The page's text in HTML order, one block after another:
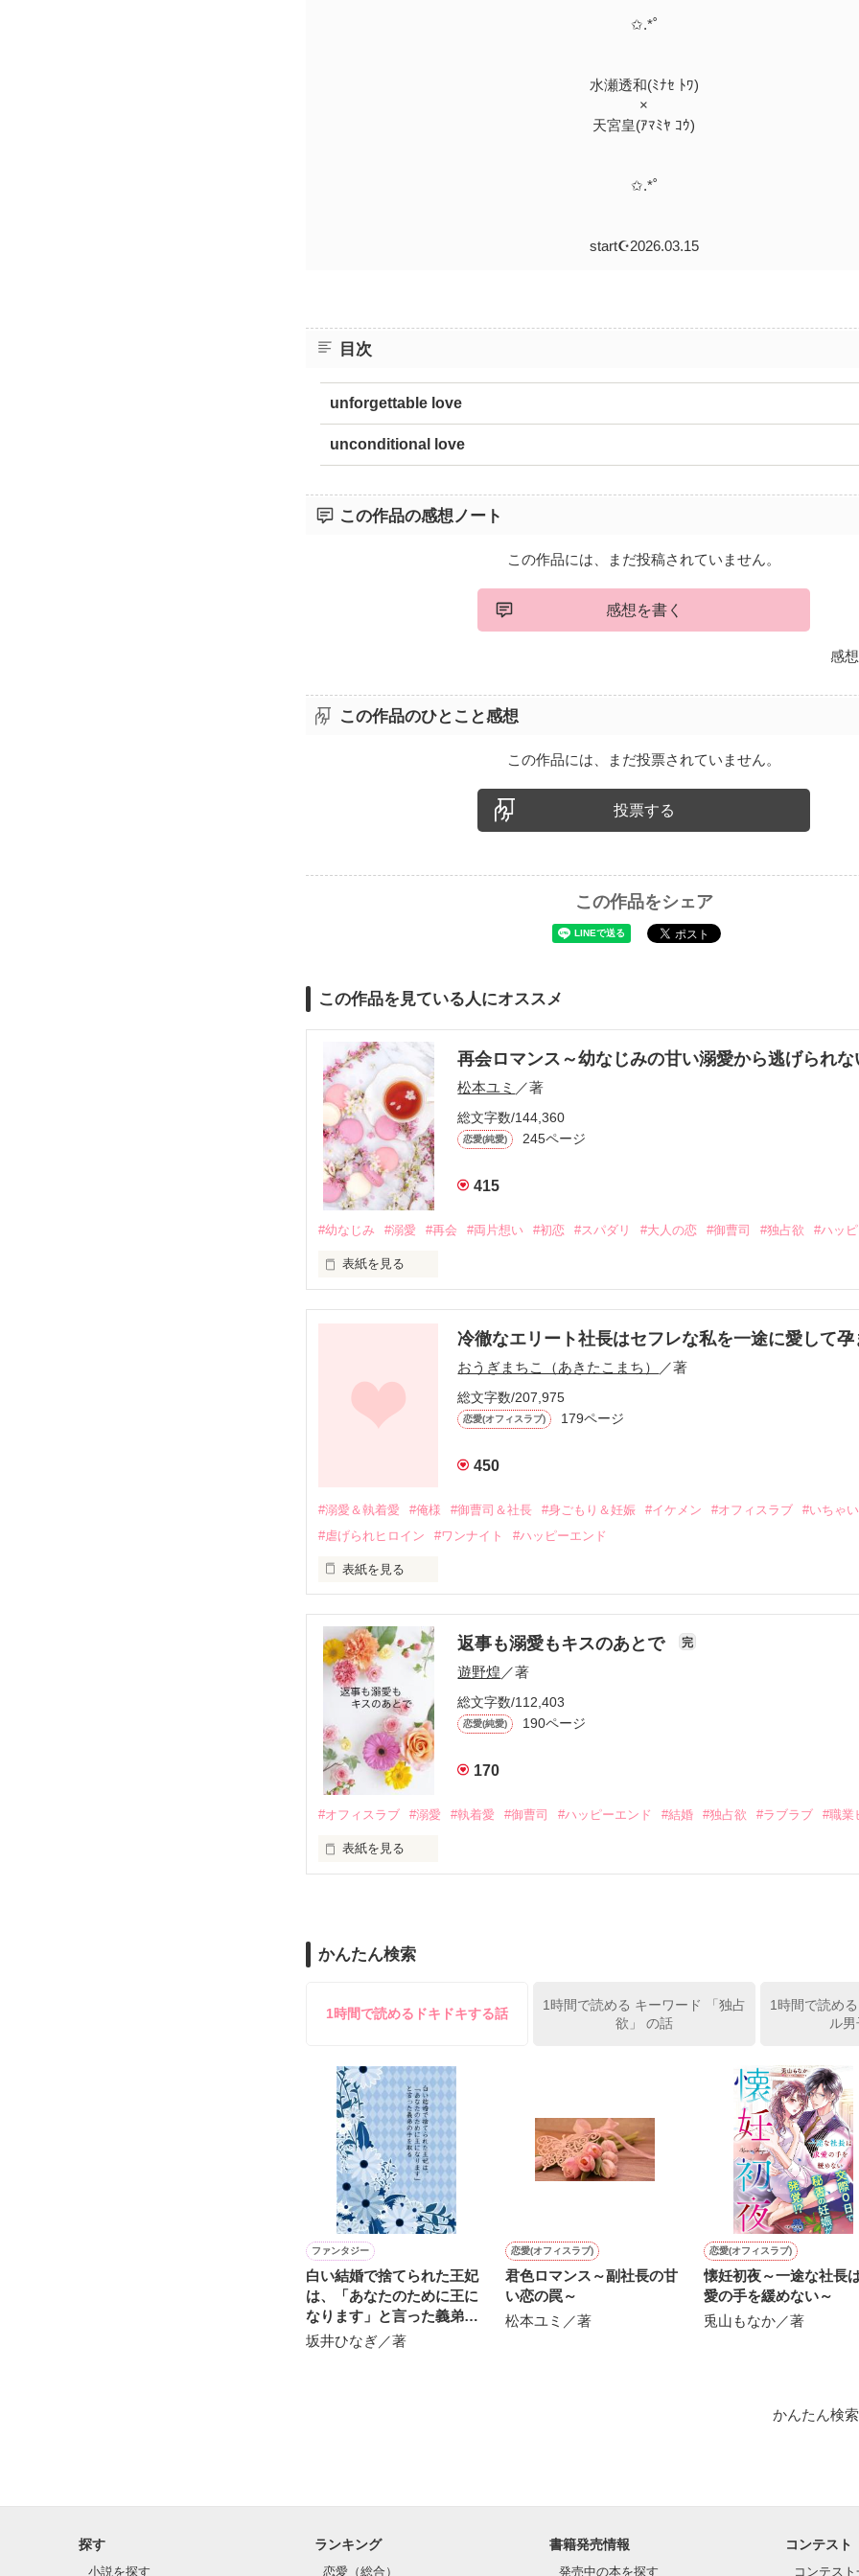
✩.*˚
水瀬透和(ﾐﾅｾ ﾄﾜ)
×
天宮皇(ｱﾏﾐﾔ ｺｳ)
✩.*˚
start☪︎2026.03.15
目次
unforgettable love
unconditional love
この作品の感想ノート
この作品には、まだ投稿されていません。
感想を書く
感
この作品のひとこと感想
この作品には、まだ投票されていません。
投票する
この作品をシェア
この作品を見ている人にオススメ
再会ロマンス～幼なじみの甘い溺愛から逃げられな
松本ユミ ／著
総文字数/144,360
恋愛(純愛) 245ページ
415
#幼なじみ #溺愛 #再会 #両片想い #初恋 #スパダリ #大人の恋 #御曹司 #独占欲 #ハッ
表紙を見る
しかし、ある出来事をきっかけに二人の関係は壊れてしまう。
関係修復もできないまま、美桜は両親の離婚によって
引っ越すことになり、哲平とも離れ離れになった。
そして、ひょんなことから
酔った勢いで一夜を共にしてしまった。
さらに、美桜が初めてだと知った哲平は
『責任をとる、結婚しよう』と真っ直ぐに告げてきた。
甘やかしてくる。
そんなある日、哲平は美桜がストーカー被害に
遭っていることを知る。
美桜を守るため、哲平は同居を提案してきて――。
夏木美桜(なつきみお)
✕
鳴海哲平 (なるみてっぺい)
止まっていたはずの二人の時間が、再び動き出す。
冷徹なエリート社長はセフレな私を一途に愛して孕
おうぎまちこ（あきたこまち） ／著
総文字数/207,975
恋愛(オフィスラブ) 179ページ
450
#溺愛＆執着愛 #俺様 #御曹司＆社長 #身ごもり＆妊娠 #イケメン #オフィスラブ
#いちゃ
#虐げられヒロイン
#ワンナイト #ハッピーエンド
表紙を見る
ろ、日本人美青年と出会い、酒の勢いもあり一夜限りの関係となる。
帰国後、美桜は新しい職場でワンナイトした美青年と再会。なんと彼の正体は、とあ
も関わらず、一族を離れて起業した新進気鋭の実業家、社内でも冷徹だと評判な社長
人だったのだ――！
なぜか恭司から飼い猫の世話係を命じられた美桜は、猫の世話を口実にしばしば呼び
返事も溺愛もキスのあとで 完
遊野煌／著
総文字数/112,403
恋愛(純愛) 190ページ
170
#オフィスラブ #溺愛 #執着愛 #御曹司 #ハッピーエンド #結婚 #独占欲 #ラブラブ #職業
表紙を見る
雪瀬鷹哉（29）が『──俺と結婚してくれないか』といきなりプロポーズをしてきた上
鷹哉『宜しくな、俺の雛子』🦅
シゴデキで冷徹な上司が見せる素顔は、なぜか想像以上に甘くて……🐥💓🦅
※表紙も作中使用の画像も全てフリー素材です。
※執筆期間2026.6.3〜7.20完結です。
※他サイトさんにて恋愛トレンド1位でした〜良かったら読んで頂けると嬉しいです。
かんたん検索
1時間で読めるドキドキする話
1時間で読める キーワード 「独占
欲」 の話
1時間で読め
ル
ファンタジー
白い結婚で捨てられた王妃
は、「あなたのために王に
なります」と言った義弟の
手を取る
坂井ひなぎ／著
恋愛(オフィスラブ)
君色ロマンス～副社長の甘
い恋の罠～
松本ユミ／著
恋愛(オフィスラブ)
懐妊初夜～一途な社長
愛の手を緩めない～
兎山もなか／著
かんたん検
探す
小説を探す
ランキング
恋愛（総合）
書籍発売情報
発売中の本を探す
コンテスト
コンテスト